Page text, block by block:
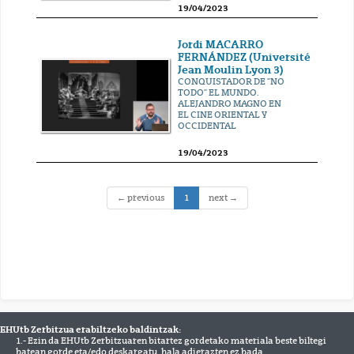
19/04/2023
Jordi MACARRO
FERNÁNDEZ (Université
Jean Moulin Lyon 3)
CONQUISTADOR DE "NO
TODO" EL MUNDO.
ALEJANDRO MAGNO EN
EL CINE ORIENTAL Y
OCCIDENTAL
19/04/2023
← previous 1(current)
next →
EHUtb Zerbitzua erabiltzeko baldintzak:
1.- Ezin da EHUtb Zerbitzuaren bitartez gordetako materiala beste biltegi
batean gorde eta/edo deskargatu, hala adierazten ez bada.